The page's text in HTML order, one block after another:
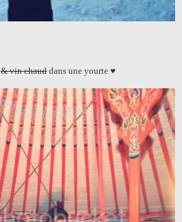
& vin chaud dans une yourte ♥